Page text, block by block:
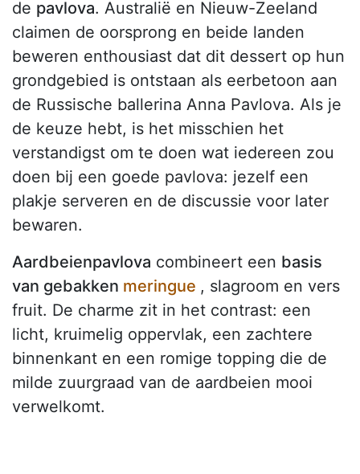
de pavlova. Australië en Nieuw-Zeeland
claimen de oorsprong en beide landen
beweren enthousiast dat dit dessert op hun
grondgebied is ontstaan als eerbetoon aan
de Russische ballerina Anna Pavlova. Als je
de keuze hebt, is het misschien het
verstandigst om te doen wat iedereen zou
doen bij een goede pavlova: jezelf een
plakje serveren en de discussie voor later
bewaren.
Aardbeienpavlova combineert een basis
van gebakken meringue , slagroom en vers
fruit. De charme zit in het contrast: een
licht, kruimelig oppervlak, een zachtere
binnenkant en een romige topping die de
milde zuurgraad van de aardbeien mooi
verwelkomt.